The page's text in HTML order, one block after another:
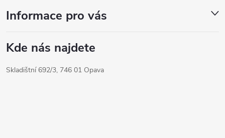
Informace pro vás
Kde nás najdete
Skladištní 692/3, 746 01 Opava